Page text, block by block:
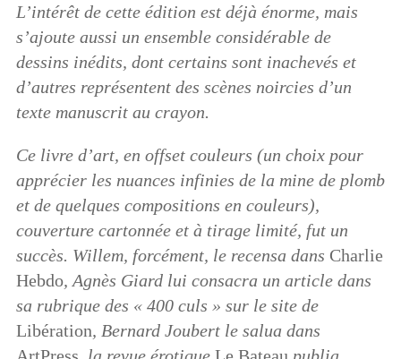
L’intérêt de cette édition est déjà énorme, mais
s’ajoute aussi un ensemble considérable de
dessins inédits, dont certains sont inachevés et
d’autres représentent des scènes noircies d’un
texte manuscrit au crayon.
Ce livre d’art, en offset couleurs (un choix pour
apprécier les nuances infinies de la mine de plomb
et de quelques compositions en couleurs),
couverture cartonnée et à tirage limité, fut un
succès. Willem, forcément, le recensa dans Charlie
Hebdo, Agnès Giard lui consacra un article dans
sa rubrique des « 400 culs » sur le site de
Libération, Bernard Joubert le salua dans
ArtPress, la revue érotique Le Bateau publia